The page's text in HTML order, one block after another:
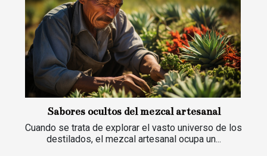
Sabores ocultos del mezcal artesanal
Cuando se trata de explorar el vasto universo de los
destilados, el mezcal artesanal ocupa un...